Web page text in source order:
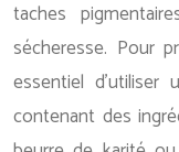
taches
sécheresse. Pour
essentiel d’utiliser
contenant des